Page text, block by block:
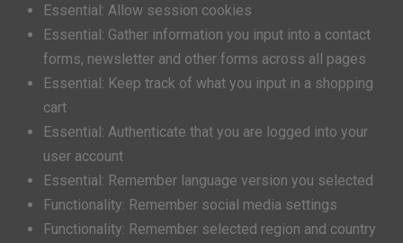
Essential: Allow session cookies
Essential: Gather information you input into a contact
forms, newsletter and other forms across all pages
Essential: Keep track of what you input in a shopping
cart
Essential: Authenticate that you are logged into your
user account
Essential: Remember language version you selected
Functionality: Remember social media settings
Functionality: Remember selected region and country